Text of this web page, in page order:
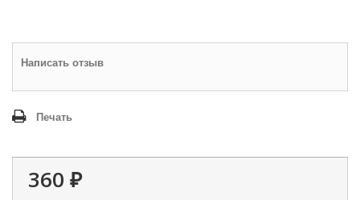
Написать отзыв
Печать
360 ₽